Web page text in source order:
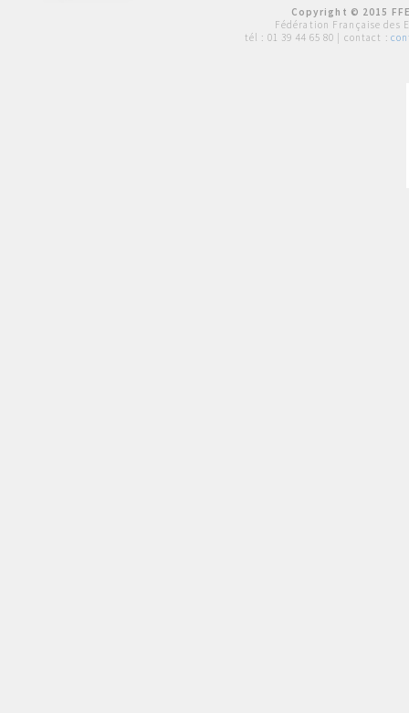
Copyright © 2015
Fédération Française des
tél : 01 39 44 65 80 | contact :